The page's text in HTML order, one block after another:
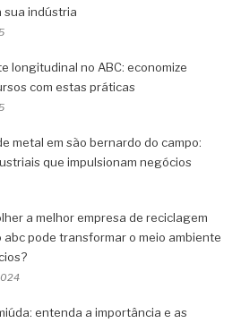
sua indústria
longitudinal no ABC: economize
com estas práticas
metal em são bernardo do campo:
que impulsionam negócios
a melhor empresa de reciclagem
abc pode transformar o meio ambiente
entenda a importância e as